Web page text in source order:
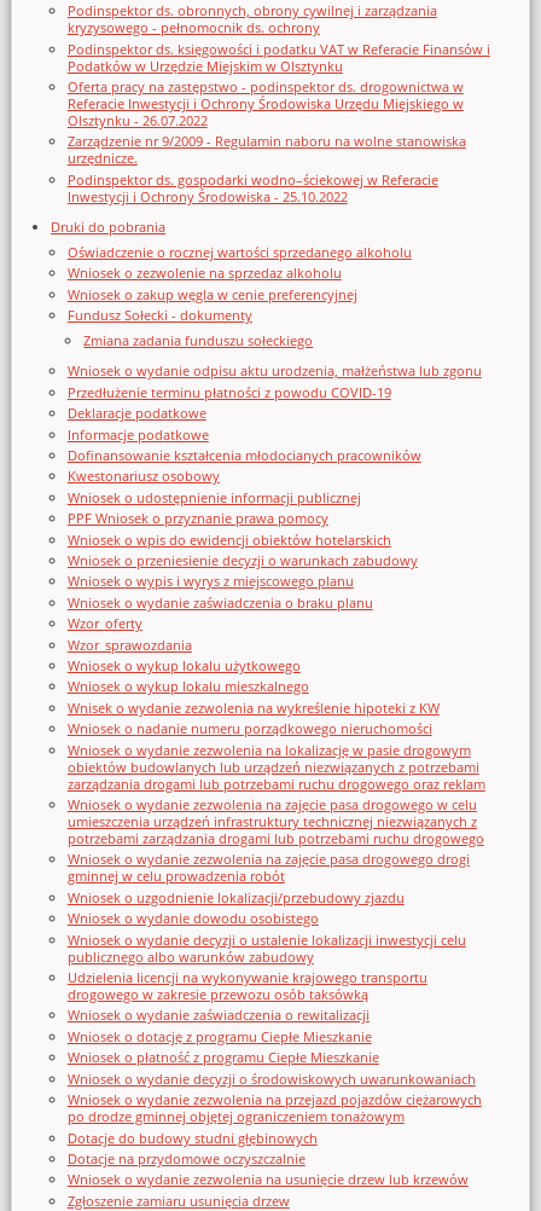
Podinspektor ds. obronnych, obrony cywilnej i zarządzania
kryzysowego - pełnomocnik ds. ochrony
Podinspektor ds. księgowości i podatku VAT w Referacie Finansów i
Podatków w Urzędzie Miejskim w Olsztynku
Oferta pracy na zastępstwo - podinspektor ds. drogownictwa w
Referacie Inwestycji i Ochrony Środowiska Urzędu Miejskiego w
Olsztynku - 26.07.2022
Zarządzenie nr 9/2009 - Regulamin naboru na wolne stanowiska
urzędnicze.
Podinspektor ds. gospodarki wodno–ściekowej w Referacie
Inwestycji i Ochrony Środowiska - 25.10.2022
Druki do pobrania
Oświadczenie o rocznej wartości sprzedanego alkoholu
Wniosek o zezwolenie na sprzedaz alkoholu
Wniosek o zakup węgla w cenie preferencyjnej
Fundusz Sołecki - dokumenty
Zmiana zadania funduszu sołeckiego
Wniosek o wydanie odpisu aktu urodzenia, małżeństwa lub zgonu
Przedłużenie terminu płatności z powodu COVID-19
Deklaracje podatkowe
Informacje podatkowe
Dofinansowanie kształcenia młodocianych pracowników
Kwestonariusz osobowy
Wniosek o udostępnienie informacji publicznej
PPF Wniosek o przyznanie prawa pomocy
Wniosek o wpis do ewidencji obiektów hotelarskich
Wniosek o przeniesienie decyzji o warunkach zabudowy
Wniosek o wypis i wyrys z miejscowego planu
Wniosek o wydanie zaświadczenia o braku planu
Wzor_oferty
Wzor_sprawozdania
Wniosek o wykup lokalu użytkowego
Wniosek o wykup lokalu mieszkalnego
Wnisek o wydanie zezwolenia na wykreślenie hipoteki z KW
Wniosek o nadanie numeru porządkowego nieruchomości
Wniosek o wydanie zezwolenia na lokalizację w pasie drogowym
obiektów budowlanych lub urządzeń niezwiązanych z potrzebami
zarządzania drogami lub potrzebami ruchu drogowego oraz reklam
Wniosek o wydanie zezwolenia na zajęcie pasa drogowego w celu
umieszczenia urządzeń infrastruktury technicznej niezwiązanych z
potrzebami zarządzania drogami lub potrzebami ruchu drogowego
Wniosek o wydanie zezwolenia na zajęcie pasa drogowego drogi
gminnej w celu prowadzenia robót
Wniosek o uzgodnienie lokalizacji/przebudowy zjazdu
Wniosek o wydanie dowodu osobistego
Wniosek o wydanie decyzji o ustalenie lokalizacji inwestycji celu
publicznego albo warunków zabudowy
Udzielenia licencji na wykonywanie krajowego transportu
drogowego w zakresie przewozu osób taksówką
Wniosek o wydanie zaświadczenia o rewitalizacji
Wniosek o dotację z programu Ciepłe Mieszkanie
Wniosek o płatność z programu Ciepłe Mieszkanie
Wniosek o wydanie decyzji o środowiskowych uwarunkowaniach
Wniosek o wydanie zezwolenia na przejazd pojazdów ciężarowych
po drodze gminnej objętej ograniczeniem tonażowym
Dotacje do budowy studni głębinowych
Dotacje na przydomowe oczyszczalnie
Wniosek o wydanie zezwolenia na usunięcie drzew lub krzewów
Zgłoszenie zamiaru usunięcia drzew